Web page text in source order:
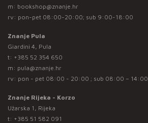
m: bookshop@znanje.hr
rv: pon-pet 08:00-20:00; sub 9:00-18:00
Znanje Pula
Giardini 4, Pula
t: +385 52 354 650
m: pula@znanje.hr
rv: pon - pet 08:00 - 20:00 ; sub 08:00 – 14:00
Znanje Rijeka - Korzo
Užarska 1, Rijeka
t: +385 51 582 091